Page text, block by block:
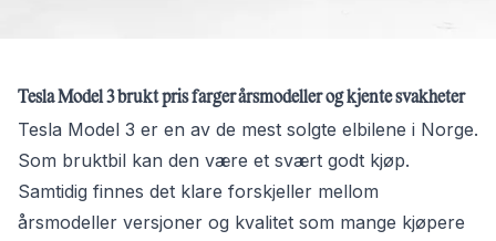
Tesla Model 3 brukt pris farger årsmodeller og kjente svakheter
Tesla Model 3 er en av de mest solgte elbilene i Norge.
Som bruktbil kan den være et svært godt kjøp.
Samtidig finnes det klare forskjeller mellom
årsmodeller versjoner og kvalitet som mange kjøpere